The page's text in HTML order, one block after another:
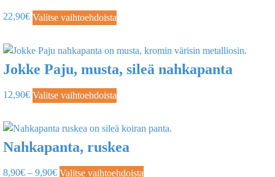
22,90€ Valitse vaihtoehdoista
Jokke Paju, musta, sileä nahkapanta
12,90€ Valitse vaihtoehdoista
Nahkapanta, ruskea
8,90€ – 9,90€ Valitse vaihtoehdoista